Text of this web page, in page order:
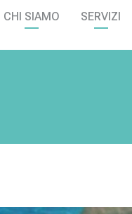
CHI SIAMO SERVIZI